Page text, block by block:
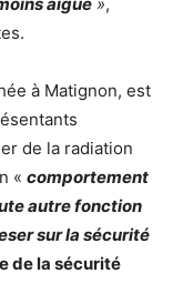
à Matignon, est
de la radiation
« comportement
autre fonction
sur la sécurité
de la sécurité